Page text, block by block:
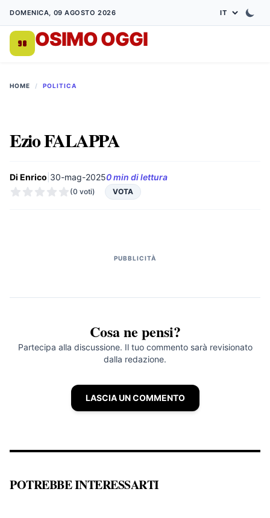
DOMENICA, 09 AGOSTO 2026
OSIMO OGGI
HOME / POLITICA
Ezio FALAPPA
Di Enrico 30-mag-20250 min di lettura
(0 voti) VOTA
PUBBLICITÀ
Cosa ne pensi?
Partecipa alla discussione. Il tuo commento sarà revisionato
dalla redazione.
LASCIA UN COMMENTO
POTREBBE INTERESSARTI